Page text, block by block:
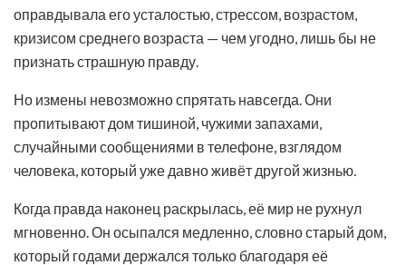
оправдывала его усталостью, стрессом, возрастом,
кризисом среднего возраста — чем угодно, лишь бы не
признать страшную правду.
Но измены невозможно спрятать навсегда. Они
пропитывают дом тишиной, чужими запахами,
случайными сообщениями в телефоне, взглядом
человека, который уже давно живёт другой жизнью.
Когда правда наконец раскрылась, её мир не рухнул
мгновенно. Он осыпался медленно, словно старый дом,
который годами держался только благодаря её